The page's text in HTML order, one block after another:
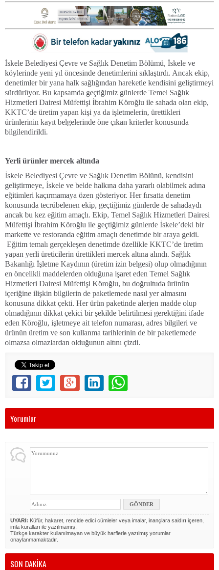
İskele Belediyesi Çevre ve Sağlık Denetim Bölümü, İskele ve
köylerinde yeni yıl öncesinde denetimlerini sıklaştırdı. Ancak ekip,
denetimler bir yana halk sağlığından hareketle kendisini geliştirmeyi
sürdürüyor. Bu kapsamda geçtiğimiz günlerde Temel Sağlık
Hizmetleri Dairesi Müfettişi İbrahim Köroğlu ile sahada olan ekip,
KKTC’de üretim yapan kişi ya da işletmelerin, ürettikleri
ürünlerinin kayıt belgelerinde öne çıkan kriterler konusunda
bilgilendirildi.
Yerli ürünler mercek altında
İskele Belediyesi Çevre ve Sağlık Denetim Bölünü, kendisini
geliştirmeye, İskele ve belde halkına daha yararlı olabilmek adına
eğitimleri kaçırmamaya özen gösteriyor. Her fırsatta denetim
konusunda tecrübelenen ekip, geçtiğimiz günlerde de sahadaydı
ancak bu kez eğitim amaçlı. Ekip, Temel Sağlık Hizmetleri Dairesi
Müfettişi İbrahim Köroğlu ile geçtiğimiz günlerde İskele’deki bir
markette ve restoranda eğitim amaçlı denetimde bir araya geldi.
Eğitim temalı gerçekleşen denetimde özellikle KKTC’de üretim
yapan yerli üreticilerin ürettikleri mercek altına alındı. Sağlık
Bakanlığı İşletme Kaydının (üretim izin belgesi) olup olmadığının
en öncelikli maddelerden olduğuna işaret eden Temel Sağlık
Hizmetleri Dairesi Müfettişi Köroğlu, bu doğrultuda ürünün
içeriğine ilişkin bilgilerin de paketlemede nasıl yer almasını
konusuna dikkat çekti. Her ürün paketinde alerjen madde olup
olmadığının dikkat çekici bir şekilde belirtilmesi gerektiğini ifade
eden Köroğlu, işletmeye ait telefon numarası, adres bilgileri ve
ürünün üretim ve son kullanma tarihlerinin de bir paketlemede
olmazsa olmazlardan olduğunun altını çizdi.
Yorumlar
UYARI: Küfür, hakaret, rencide edici cümleler veya imalar, inançlara saldırı içeren,
imla kuralları ile yazılmamış,
Türkçe karakter kullanılmayan ve büyük harflerle yazılmış yorumlar
onaylanmamaktadır.
SON DAKİKA